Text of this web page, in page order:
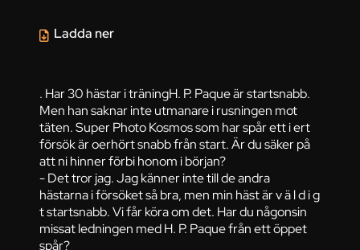
. Har 30 hästar i träningH. P. Paque är startsnabb.
Men han saknar inte utmanare i rusningen mot
täten. Super Photo Kosmos som har spår ett i ert
försök är oerhört snabb från start. Är du säker på
att ni hinner förbi honom i början?
- Det tror jag. Jag känner inte till de andra
hästarna i försöket så bra, men min häst är v ä l d i g
t startsnabb. Vi får köra om det. Har du någonsin
missat ledningen med H. P. Paque från ett öppet
spår?
Ladda ner